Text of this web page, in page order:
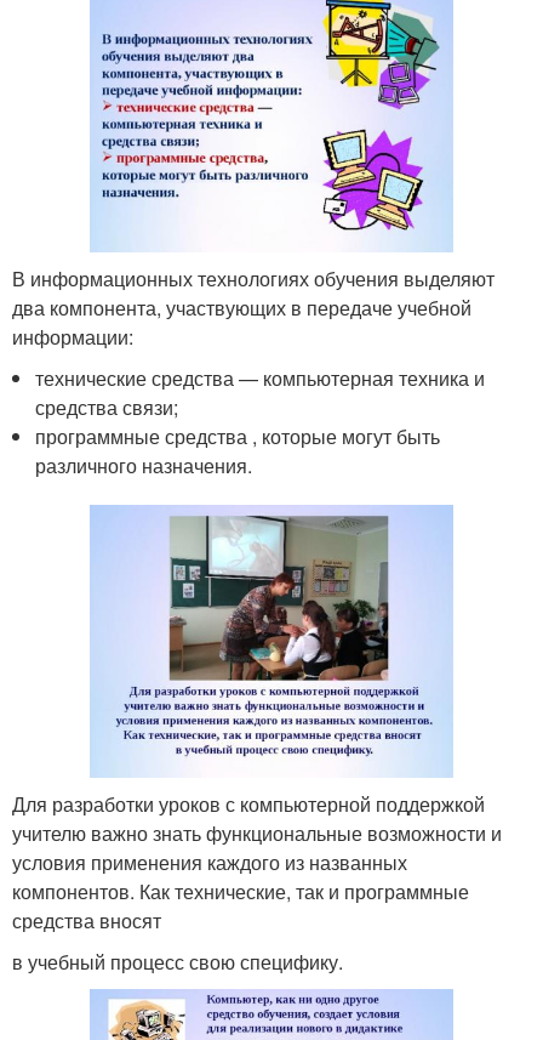
В информационных технологиях обучения выделяют
два компонента, участвующих в передаче учебной
информации:
технические средства — компьютерная техника и
средства связи;
программные средства , которые могут быть
различного назначения.
Для разработки уроков с компьютерной поддержкой
учителю важно знать функциональные возможности и
условия применения каждого из названных
компонентов. Как технические, так и программные
средства вносят
в учебный процесс свою специфику.